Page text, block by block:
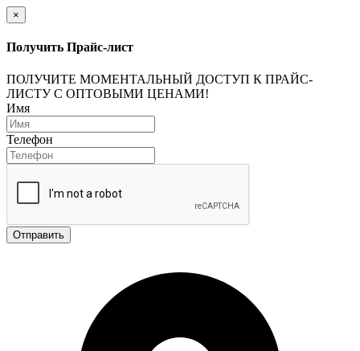
×
Получить Прайс-лист
ПОЛУЧИТЕ МОМЕНТАЛЬНЫЙ ДОСТУП К ПРАЙС-
ЛИСТУ С ОПТОВЫМИ ЦЕНАМИ!
Имя
Телефон
Отправить